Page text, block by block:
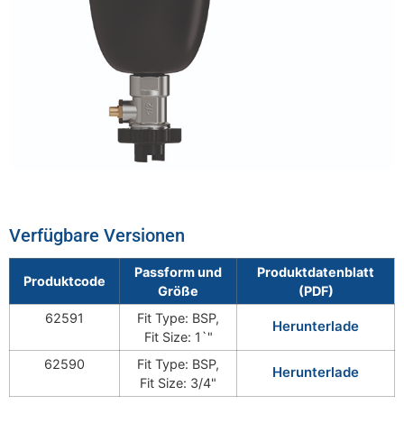
Verfügbare Versionen
Produktcode
Passform und
Größe
Produktdatenblatt
(PDF)
62591
Fit Type: BSP,
Fit Size: 1`"
Herunterlade
62590
Fit Type: BSP,
Fit Size: 3/4"
Herunterlade